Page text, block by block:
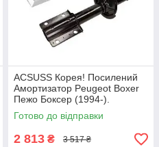
ACSUSS Корея! Посилений
Амортизатор Peugeot Boxer
Пежо Боксер (1994-).
Передній. Шток 25mm.
280975 , 635853
Готово до відправки
2 813 ₴ 3 517 ₴